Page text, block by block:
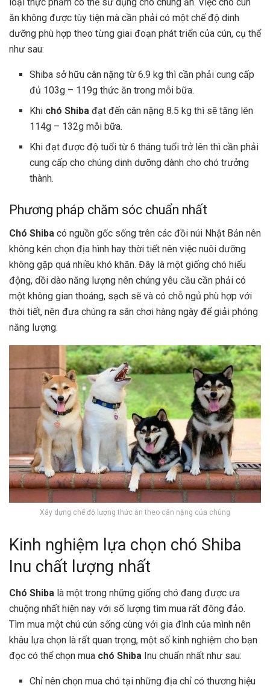
ăn không được tùy tiện mà cần phải có một chế độ dinh
dưỡng phù hợp theo từng giai đoạn phát triển của cún, cụ thể
như sau:
Shiba sở hữu cân nặng từ 6.9 kg thì cần phải cung cấp
đủ 103g – 119g thức ăn trong mỗi bữa.
Khi chó Shiba đạt đến cân nặng 8.5 kg thì sẽ tăng lên
114g – 132g mỗi bữa.
Khiđạt được độ tuổi từ 6 tháng tuổi trở lên thì cần phải
cung cấp cho chúng dinh dưỡng dành cho chó trưởng
thành.
Phương pháp chăm sóc chuẩn nhất
Chó Shiba có nguồn gốc sống trên các đồi núi Nhật Bản nên
không kén chọn địa hình hay thời tiết nên việc nuôi dưỡng
không gặp quá nhiều khó khăn. Đây là một giống chó hiếu
động, dồi dào năng lượng nên chúng yêu cầu cần phải có
một không gian thoáng, sạch sẽ và có chỗ ngủ phù hợp với
thời tiết, nên đưa chúng ra sân chơi hàng ngày để giải phóng
năng lượng.
Xây dựng chế độ lượng thức ăn theo cân nặng của chúng
Kinh nghiệm lựa chọn chó Shiba
Inu chất lượng nhất
Chó Shiba là một trong những giống chó đang được ưa
chuộng nhất hiện nay với số lượng tìm mua rất đông đảo.
Tìm mua một chú cún sống cùng với gia đình của mình nên
khâu lựa chọn là rất quan trọng, một số kinh nghiệm cho bạn
đọc có thể chọn mua chó Shiba Inu chuẩn nhất như sau:
Chỉ nên chọn mua chó tại những địa chỉ có thương hiệu